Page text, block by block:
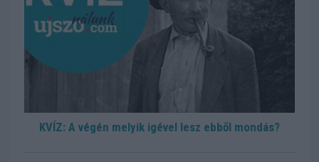
KVÍZ: A végén melyik igével lesz ebből mondás?